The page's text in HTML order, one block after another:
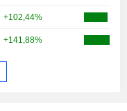
+102,44%
+141,88%